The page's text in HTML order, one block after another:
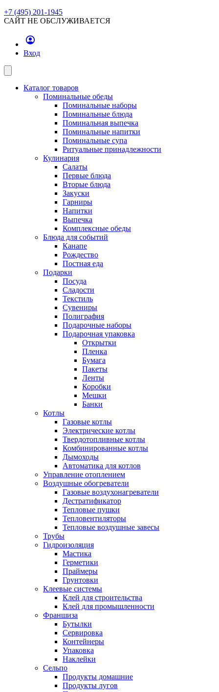
+7 (495) 201-1945
САЙТ НЕ ОБСЛУЖИВАЕТСЯ
Вход
Каталог товаров
Поминальные обеды
Поминальные наборы
Поминальные блюда
Поминальная выпечка
Поминальные напитки
Поминальные супа
Ритуальные принадлежности
Кулинария
Салаты
Первые блюда
Вторые блюда
Закуски
Гарниры
Напитки
Выпечка
Комплексные обеды
Блюда для событий
Канапе
Рождество
Постная еда
Подарки
Посуда
Сладости
Текстиль
Сувениры
Полиграфия
Подарочные наборы
Подарочная упаковка
Открытки
Пленка
Бумага
Пакеты
Ленты
Коробки
Мешки
Банки
Котлы
Газовые котлы
Электрические котлы
Твердотопливные котлы
Комбинированные котлы
Дымоходы
Автоматика для котлов
Управление отоплением
Воздушные обогреватели
Газовые воздухонагреватели
Дестратификатор
Тепловые пушки
Тепловентиляторы
Тепловые воздушные завесы
Трубы
Гидроизоляция
Мастика
Герметики
Праймеры
Грунтовки
Клеевые системы
Клей для строительства
Клей для промышленности
Франшиза
Бутылки
Сервировка
Контейнеры
Упаковка
Наклейки
Сельпо
Продукты домашние
Продукты лугов